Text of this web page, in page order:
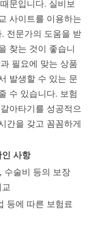
문입니다. 실비보
사이트를 이용하는
전문가의 도움을 받
찾는 것이 좋습니
필요에 맞는 상품
발생할 수 있는 문
수 있습니다. 보험
아타기를 성공적으
간을 갖고 꼼꼼하게
인 사항
수술비 등의 보장
등에 따른 보험료